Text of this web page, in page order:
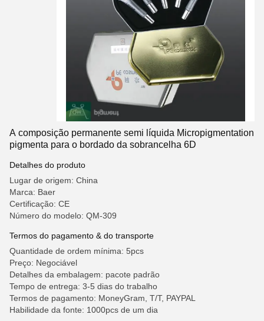
A composição permanente semi líquida Micropigmentation
pigmenta para o bordado da sobrancelha 6D
Detalhes do produto
Lugar de origem: China
Marca: Baer
Certificação: CE
Número do modelo: QM-309
Termos do pagamento & do transporte
Quantidade de ordem mínima: 5pcs
Preço: Negociável
Detalhes da embalagem: pacote padrão
Tempo de entrega: 3-5 dias do trabalho
Termos de pagamento: MoneyGram, T/T, PAYPAL
Habilidade da fonte: 1000pcs de um dia